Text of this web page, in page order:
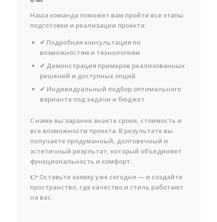
Наша команда поможет вам пройти все этапы
подготовки и реализации проекта:
✔ Подробная консультация по
возможностям и технологиям
✔ Демонстрация примеров реализованных
решений и доступных опций
✔ Индивидуальный подбор оптимального
варианта под задачи и бюджет
С нами вы заранее знаете сроки, стоимость и
все возможности проекта. В результате вы
получаете продуманный, долговечный и
эстетичный результат, который объединяет
функциональность и комфорт.
👉 Оставьте заявку уже сегодня — и создайте
пространство, где качество и стиль работают
на вас.